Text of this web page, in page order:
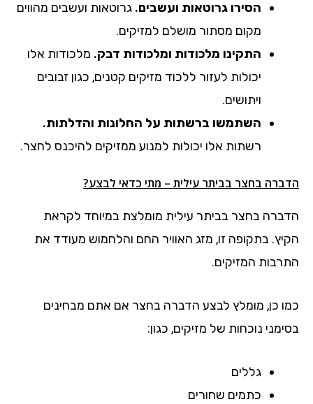
הסירו גרוטאות ועשבים. גרוטאות ועשבים מהווים
מקום מסתור מושלם למזיקים.
התקינו מלכודות ומלכודות דבק. מלכודות אלו
יכולות לעזור ללכוד מזיקים קטנים, כגון זבובים
ויתושים.
השתמשו ברשתות על החלונות והדלתות.
רשתות אלו יכולות למנוע ממזיקים להיכנס לחצר.
הדברה בחצר בביתר עילית – מתי כדאי לבצע?
הדברה בחצר בביתר עילית מומלצת במיוחד לקראת
הקיץ. בתקופה זו, מזג האוויר החם והלחמוש מעודד את
התרבות המזיקים.
כמו כן, מומלץ לבצע הדברה בחצר אם אתם מבחינים
בסימני נוכחות של מזיקים, כגון:
גללים
כתמים שחורים